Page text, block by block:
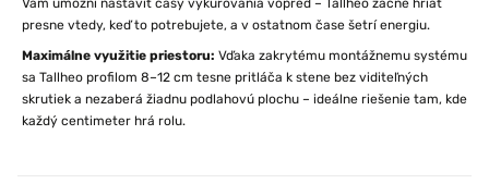
Vám umožní nastaviť časy vykurovania vopred – Tallheo začne hriať
presne vtedy, keď to potrebujete, a v ostatnom čase šetrí energiu.
Maximálne využitie priestoru: Vďaka zakrytému montážnemu systému
sa Tallheo profilom 8–12 cm tesne pritláča k stene bez viditeľných
skrutiek a nezaberá žiadnu podlahovú plochu – ideálne riešenie tam, kde
každý centimeter hrá rolu.